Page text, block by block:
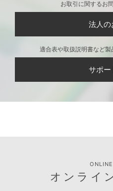
お取引に関するお
法人の
適合表や取扱説明書など
サポー
オンライ